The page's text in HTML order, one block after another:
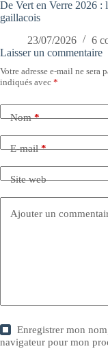
De Vert en Verre 2026 :
gaillacois
23/07/2026
6
Laisser un commentaire
Votre adresse e-mail ne sera
indiqués avec *
Nom*
E-mail*
Site web
Ajouter un
Enregistrer mon
navigateur pour mon